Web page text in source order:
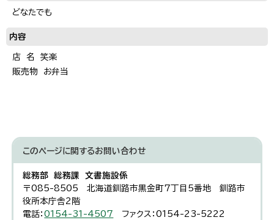
どなたでも
内容
店 名 笑楽
販売物 お弁当
このページに関するお問い合わせ
総務部 総務課 文書施設係
〒085-8505 北海道釧路市黒金町7丁目5番地 釧路市
役所本庁舎2階
電話：0154-31-4507
ファクス：0154-23-5222